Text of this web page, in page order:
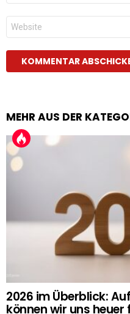
*
Website
MEHR AUS DER
2026 im Überblick:
können wir uns heuer